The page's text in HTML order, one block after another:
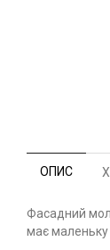
ОПИС
Фасадний
має маленьку